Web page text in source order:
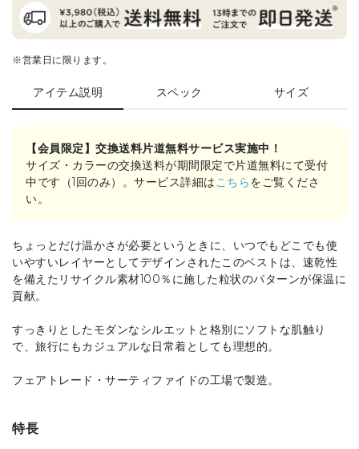
※営業日に限ります。
アイテム説明 スペック サイズ
【会員限定】交換送料片道無料サービス実施中！
サイズ・カラーの交換送料が期間限定で片道無料にて受付
中です（1回のみ）。サービス詳細は こちらをご覧くださ
い。
ちょっとだけ温かさが必要というときに、いつでもどこでも使
いやすいレイヤーとしてデザインされたこのベストは、速乾性
を備えたリサイクル素材100％に施した粒状のパターンが保温に
貢献。
すっきりとしたモダンなシルエットと格別にソフトな肌触り
で、旅行にもカジュアルな日常着としても理想的。
フェアトレード・サーティファイドの工場で製造。
特長